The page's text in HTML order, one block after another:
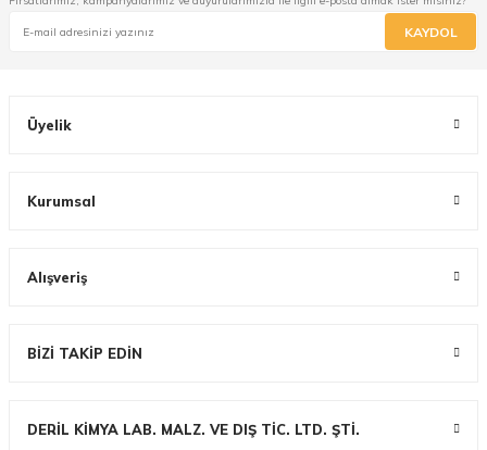
KAYDOL
Üyelik
Kurumsal
Alışveriş
BİZİ TAKİP EDİN
DERİL KİMYA LAB. MALZ. VE DIŞ TİC. LTD. ŞTİ.